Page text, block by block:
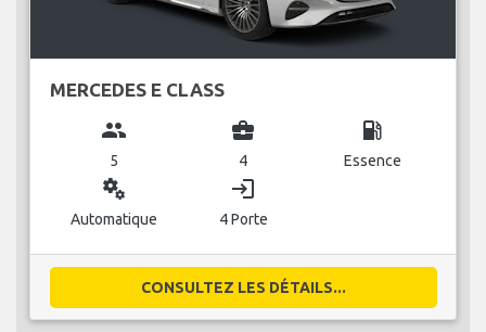
MERCEDES E CLASS
group
5
business_center
4
local_gas_station
Essence
miscellaneous_services
Automatique
login
4 Porte
CONSULTEZ LES DÉTAILS...